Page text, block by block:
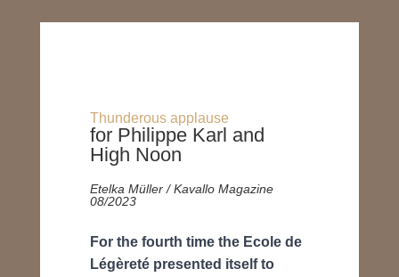
Thunderous applause
for Philippe Karl and
High Noon
Etelka Müller / Kavallo Magazine
08/2023
For the fourth time the Ecole de
Légèreté presented itself to